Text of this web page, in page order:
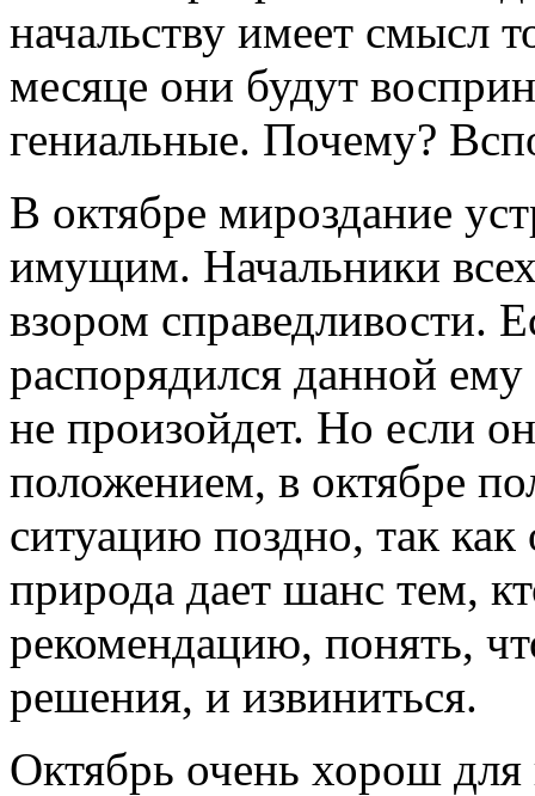
начальству имеет смысл
месяце они будут
гениальные. Почему?
В октябре мироздание
имущим. Начальники
взором справедливости.
распорядился данной
не произойдет. Но если
положением, в октябре
ситуацию поздно, так как
природа дает шанс тем,
рекомендацию, понять,
решения, и извиниться.
Октябрь очень хорош